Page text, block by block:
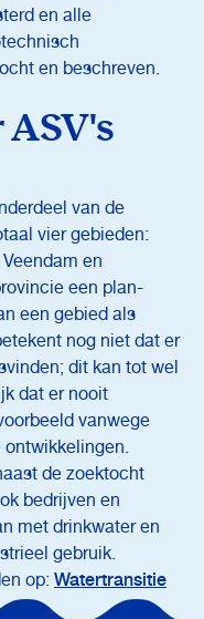
en alle
en beschreven.
van de
vier gebieden:
en
een plan-
een gebied als
nog niet dat er
dit kan tot wel
dat er nooit
vanwege
de zoektocht
bedrijven en
met drinkwater en
gebruik.
op: Watertransitie